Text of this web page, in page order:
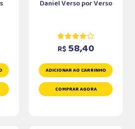
Daniel Verso por Verso
R$ 58,40
ADICIONAR AO CARRINHO
COMPRAR AGORA